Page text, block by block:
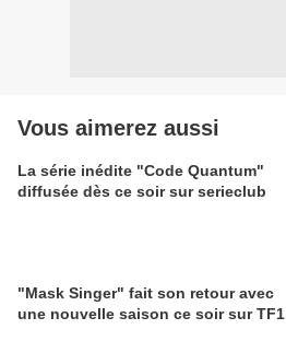
Vous aimerez aussi
La série inédite "Code Quantum"
diffusée dès ce soir sur serieclub
"Mask Singer" fait son retour avec
une nouvelle saison ce soir sur TF1